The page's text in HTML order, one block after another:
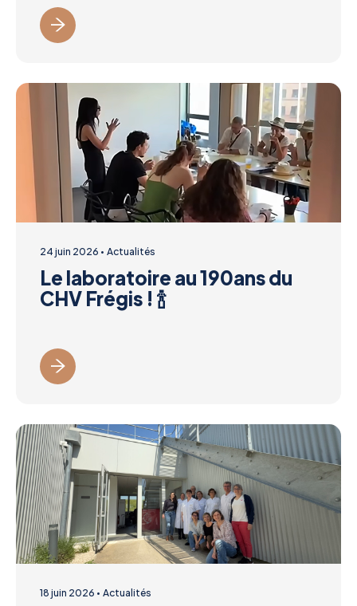
24 juin 2026 Actualités
Le laboratoire au 190ans du
CHV Frégis ! 🍾
18 juin 2026 Actualités